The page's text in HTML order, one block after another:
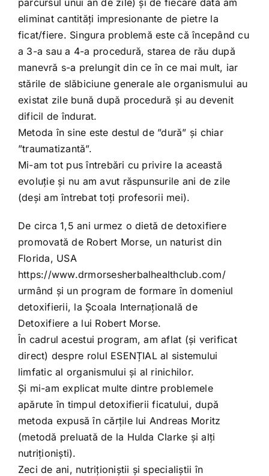
parcursul unui an de zile) și de fiecare dată am
eliminat cantități impresionante de pietre la
ficat/fiere. Singura problemă este că începând cu
a 3-a sau a 4-a procedură, starea de rău după
manevră s-a prelungit din ce în ce mai mult, iar
stările de slăbiciune generale ale organismului au
existat zile bună după procedură și au devenit
dificil de îndurat.
Metoda în sine este destul de ”dură” și chiar
”traumatizantă”.
Mi-am tot pus întrebări cu privire la această
evoluție și nu am avut răspunsurile ani de zile
(deși am întrebat toți profesorii mei).
De circa 1,5 ani urmez o dietă de detoxifiere
promovată de Robert Morse, un naturist din
Florida, USA
https://www.drmorsesherbalhealthclub.com/
urmând și un program de formare în domeniul
detoxifierii, la Școala Internațională de
Detoxifiere a lui Robert Morse.
În cadrul acestui program, am aflat (și verificat
direct) despre rolul ESENȚIAL al sistemului
limfatic al organismului și al rinichilor.
Și mi-am explicat multe dintre problemele
apărute în timpul detoxifierii ficatului, după
metoda expusă în cărțile lui Andreas Moritz
(metodă preluată de la Hulda Clarke și alți
nutriționiști).
Zeci de ani, nutriționiștii și specialiștii în